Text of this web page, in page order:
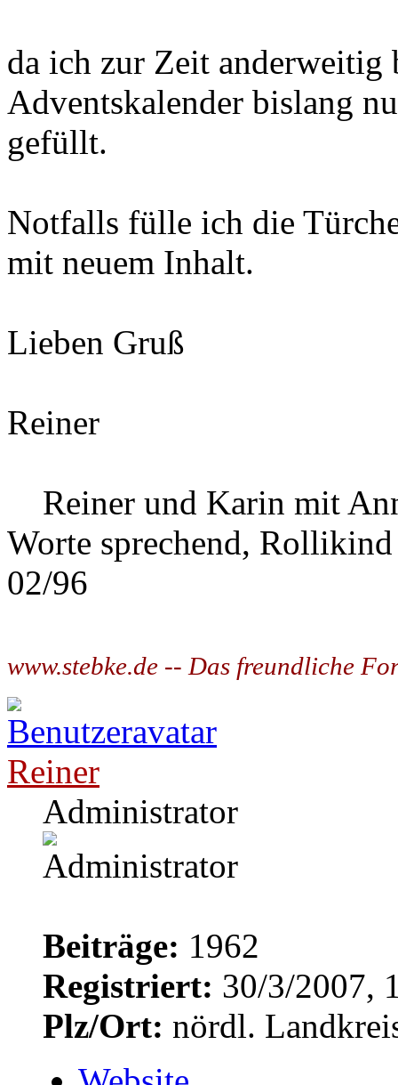
da ich zur Zeit anderweitig
Adventskalender bislang
gefüllt.
Notfalls fülle ich die
mit neuem Inhalt.
Lieben Gruß
Reiner
Reiner und Karin mit
Worte sprechend,
02/96
www.stebke.de -- Das freundliche
Reiner
Administrator
Beiträge: 1962
Registriert: 30/3/2007,
Plz/Ort: nördl.